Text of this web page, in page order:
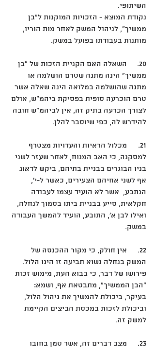
השיתופי.
נקודת המוצא - הזכויות המוקנות ל"בן
ממשיך", לניהול המשק לאחר מות הוריו,
מותנות בעבודתו בפועל במשק.
20.	השאלה האם הקניית הזכות של "בן
ממשיך" הינה מתנה שטרם הושלמה או
מתנה שהושלמה במלואה הינה שאלה אשר
טרם הוכרעה סופית בפסיקת ביהמ"ש, אולם
לצורך הכרעה בתיק זה, אין לביהמ"ש חובה
להידרש לה, כפי שיוסבר להלן.
21.	מכלול הראיות והעדויות מצטרף
למסקנה, כי האב המנוח, לאחר שעזר לשני
בניו הבוגרים בבניית בתיהם, ביקש לדאוג
אף לשני אחיהם הצעירים, כאשר ל-י',
הנתבע,  אשר לא הועיד עצמו לעבודה
חקלאית, סייע בבניית ביתו בסמוך לנחלה,
ואילו לבן א', התובע, הועיד להמשך העבודה
במשק.
22.	אין חולק, כי מקור ההכנסה של
המשק בנחלה נשוא תביעה זו הינו הלול.
פירושו של דבר, כי בבוא העת, מימוש זכות
"הבן הממשיך", מתבטאת אף, ושמא:
בעיקר, ביכולת להמשיך את ניהול הלול,
וביכולת לזכות במכסת הביצים הקיימת
למשק זה.
23.	מצב דברים זה, אשר טמן בחובו